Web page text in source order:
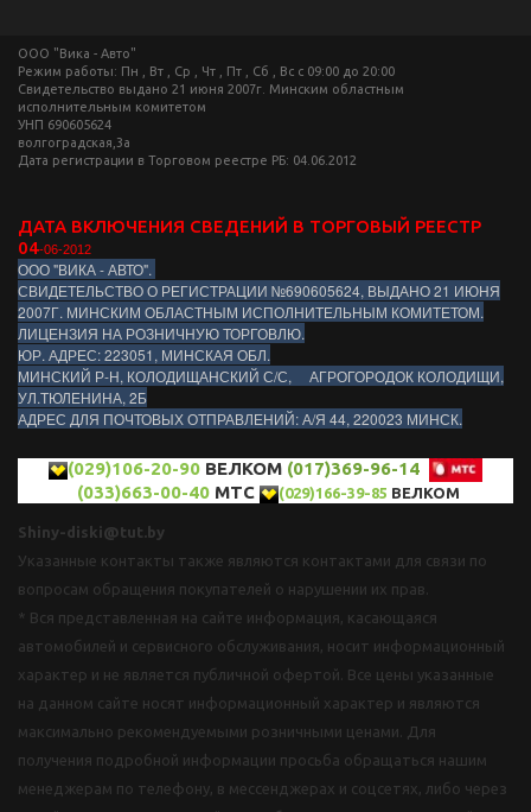
ООО "Вика - Авто"
Режим работы: Пн , Вт , Ср , Чт , Пт , Сб , Вс c 09:00 до 20:00
Свидетельство выдано 21 июня 2007г. Минским областным
исполнительным комитетом
УНП 690605624
волгоградская,3а
Дата регистрации в Торговом реестре РБ: 04.06.2012
ДАТА ВКЛЮЧЕНИЯ СВЕДЕНИЙ В ТОРГОВЫЙ РЕЕСТР
04-06-2012
ООО "ВИКА - АВТО".
СВИДЕТЕЛЬСТВО О РЕГИСТРАЦИИ №690605624, ВЫДАНО 21 ИЮНЯ
2007Г. МИНСКИМ ОБЛАСТНЫМ ИСПОЛНИТЕЛЬНЫМ КОМИТЕТОМ.
ЛИЦЕНЗИЯ НА РОЗНИЧНУЮ ТОРГОВЛЮ.
ЮР. АДРЕС: 223051, МИНСКАЯ ОБЛ.
МИНСКИЙ Р-Н, КОЛОДИЩАНСКИЙ С/С, АГРОГОРОДОК КОЛОДИЩИ,
УЛ.ТЮЛЕНИНА, 2Б
АДРЕС ДЛЯ ПОЧТОВЫХ ОТПРАВЛЕНИЙ: А/Я 44, 220023 МИНСК.
(029)106-20-90 ВЕЛКОМ (017)369-96-14
(033)663-00-40МТС (029)166-39-85 ВЕЛКОМ
Shiny-diski@tut.by
Указанные контакты также являются контактами для связи по
вопросам обращения покупателей о нарушении их прав.
* Вся представленная на сайте информация, касающаяся
автомобилей и сервисного обслуживания, носит информационный
характер и не является публичной офертой. Все цены указанные
на данном сайте носят информационный характер и являются
максимально рекомендуемыми розничными ценами. Для
получения подробной информации просьба обращаться нашим
менеджерам по телефону, в мессенджерах и соцсетях, либо через